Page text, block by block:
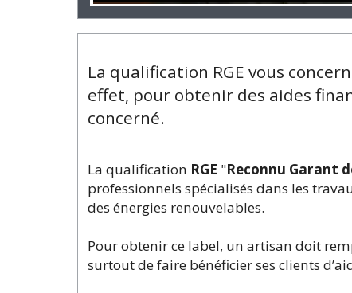
La qualification RGE vous
effet, pour obtenir des aides
concerné.
La qualification RGE "Reconnu Garant
professionnels spécialisés dans les
des énergies renouvelables.
Pour obtenir ce label, un artisan doit
surtout de faire bénéficier ses clients